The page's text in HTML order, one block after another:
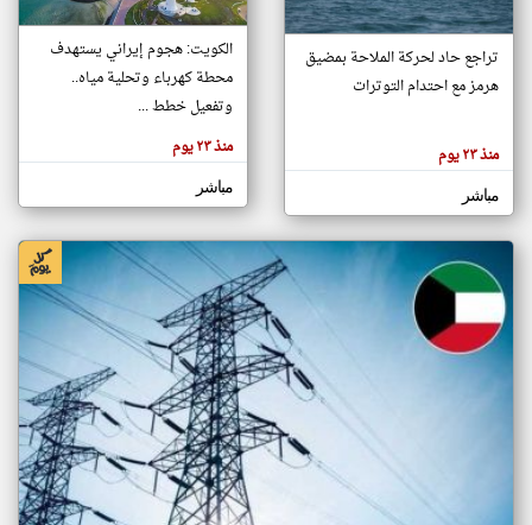
تغيير الدولة
مصادر الأخبار من الكويت
اخبار الكويت على مدار الساعة
أهم اخبار الكويت العاجلة والمباشرة
هنا عن
وجهة
كاتبيها.
تراجع حاد لحركة الملاحة بمضيق
هرمز مع احتدام التوترات
منذ ٢٣ يوم
مباشر
الكويت: هجوم إيراني يستهدف
محطة كهرباء وتحلية مياه..
وتفعيل خطط ...
منذ ٢٣ يوم
مباشر
klyoum.com